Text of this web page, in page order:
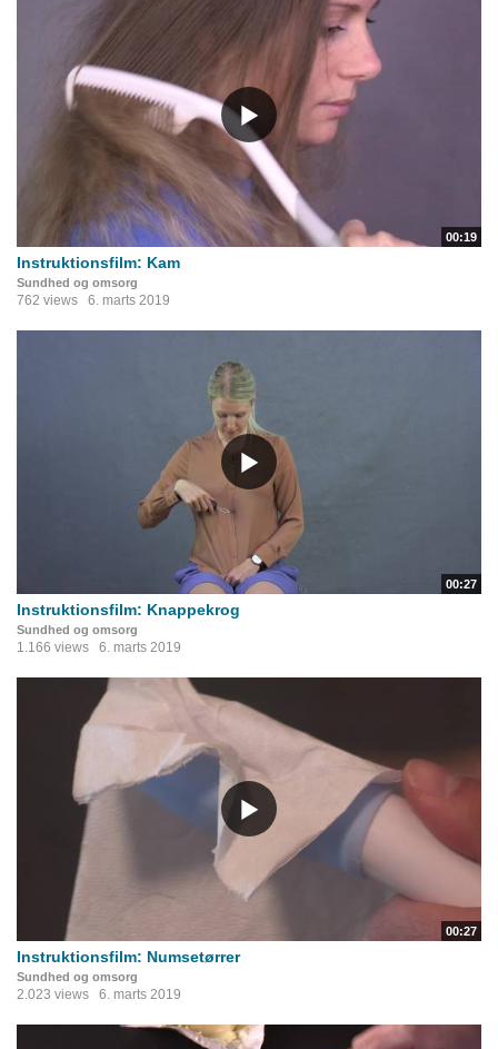
00:19
Instruktionsfilm: Kam
Sundhed og omsorg
762 views 6. marts 2019
00:27
Instruktionsfilm: Knappekrog
Sundhed og omsorg
1.166 views 6. marts 2019
00:27
Instruktionsfilm: Numsetørrer
Sundhed og omsorg
2.023 views 6. marts 2019